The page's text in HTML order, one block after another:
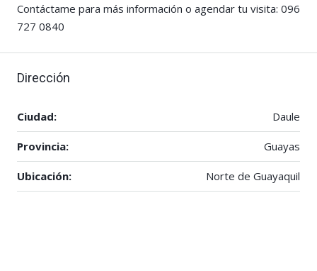
Contáctame para más información o agendar tu visita: 096
727 0840
Dirección
Ciudad: Daule
Provincia: Guayas
Ubicación: Norte de Guayaquil